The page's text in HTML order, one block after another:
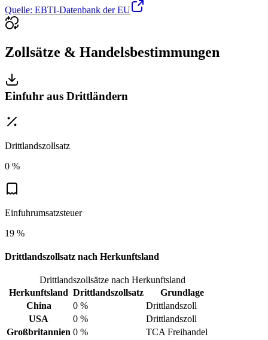
Quelle: EBTI-Datenbank der EU
Zollsätze & Handelsbestimmungen
Einfuhr aus Drittländern
Drittlandszollsatz
0 %
Einfuhrumsatzsteuer
19 %
Drittlandszollsatz nach Herkunftsland
Drittlandszollsätze nach Herkunftsland
Herkunftsland Drittlandszollsatz
Grundlage
China
0 %
Drittlandszoll
USA
0 %
Drittlandszoll
Großbritannien 0 %
TCA Freihandel